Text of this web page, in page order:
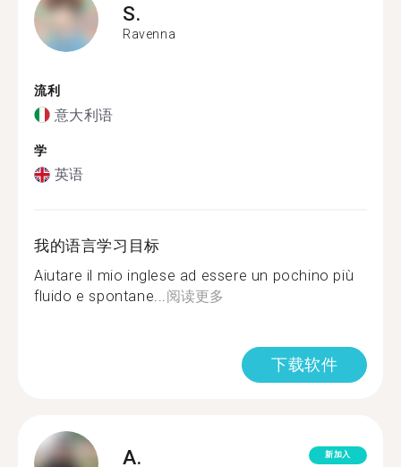
S.
Ravenna
流利
意大利语
学
英语
我的语言学习目标
Aiutare il mio inglese ad essere un pochino più
fluido e spontane...阅读更多
下载软件
A. 新加入